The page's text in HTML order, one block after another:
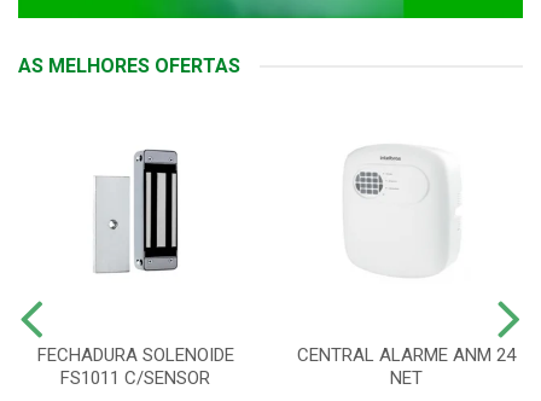
AS MELHORES OFERTAS
FECHADURA SOLENOIDE
FS1011 C/SENSOR
CENTRAL ALARME ANM 24
NET